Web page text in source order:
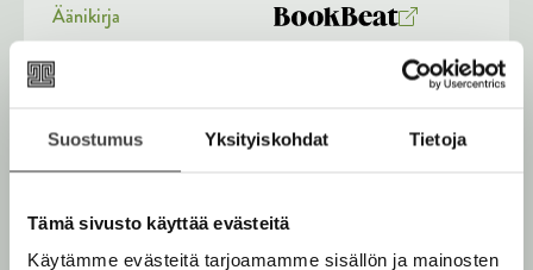
Suostumus Yksityiskohdat Tietoja
Tämä sivusto käyttää evästeitä
Käytämme evästeitä tarjoamamme sisällön ja mainosten
K
u
u
t
e
e
Äänikirja
B
o
o
b
e
t
A
K
u
e
E-kirja / epub2
B
o
e
Muut teokset